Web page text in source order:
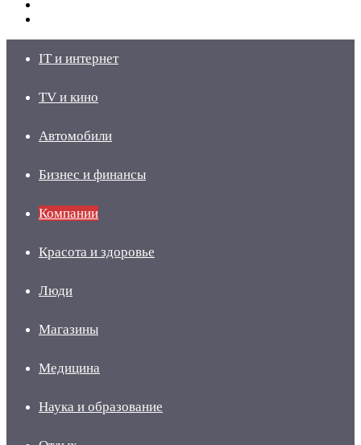
IT и интернет
TV и кино
Автомобили
Бизнес и финансы
Компании
Красота и здоровье
Люди
Магазины
Медицина
Наука и образование